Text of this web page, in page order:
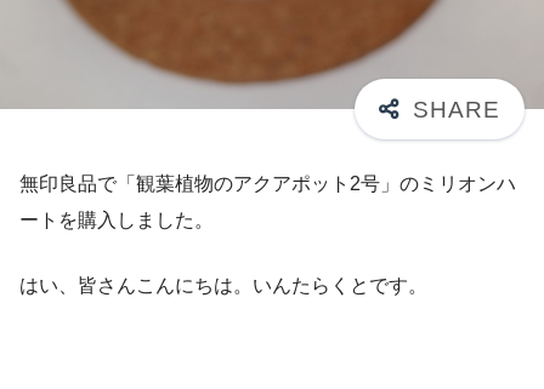
無印良品で「観葉植物のアクアポット2号」のミリオンハ
ートを購入しました。
はい、皆さんこんにちは。いんたらくとです。